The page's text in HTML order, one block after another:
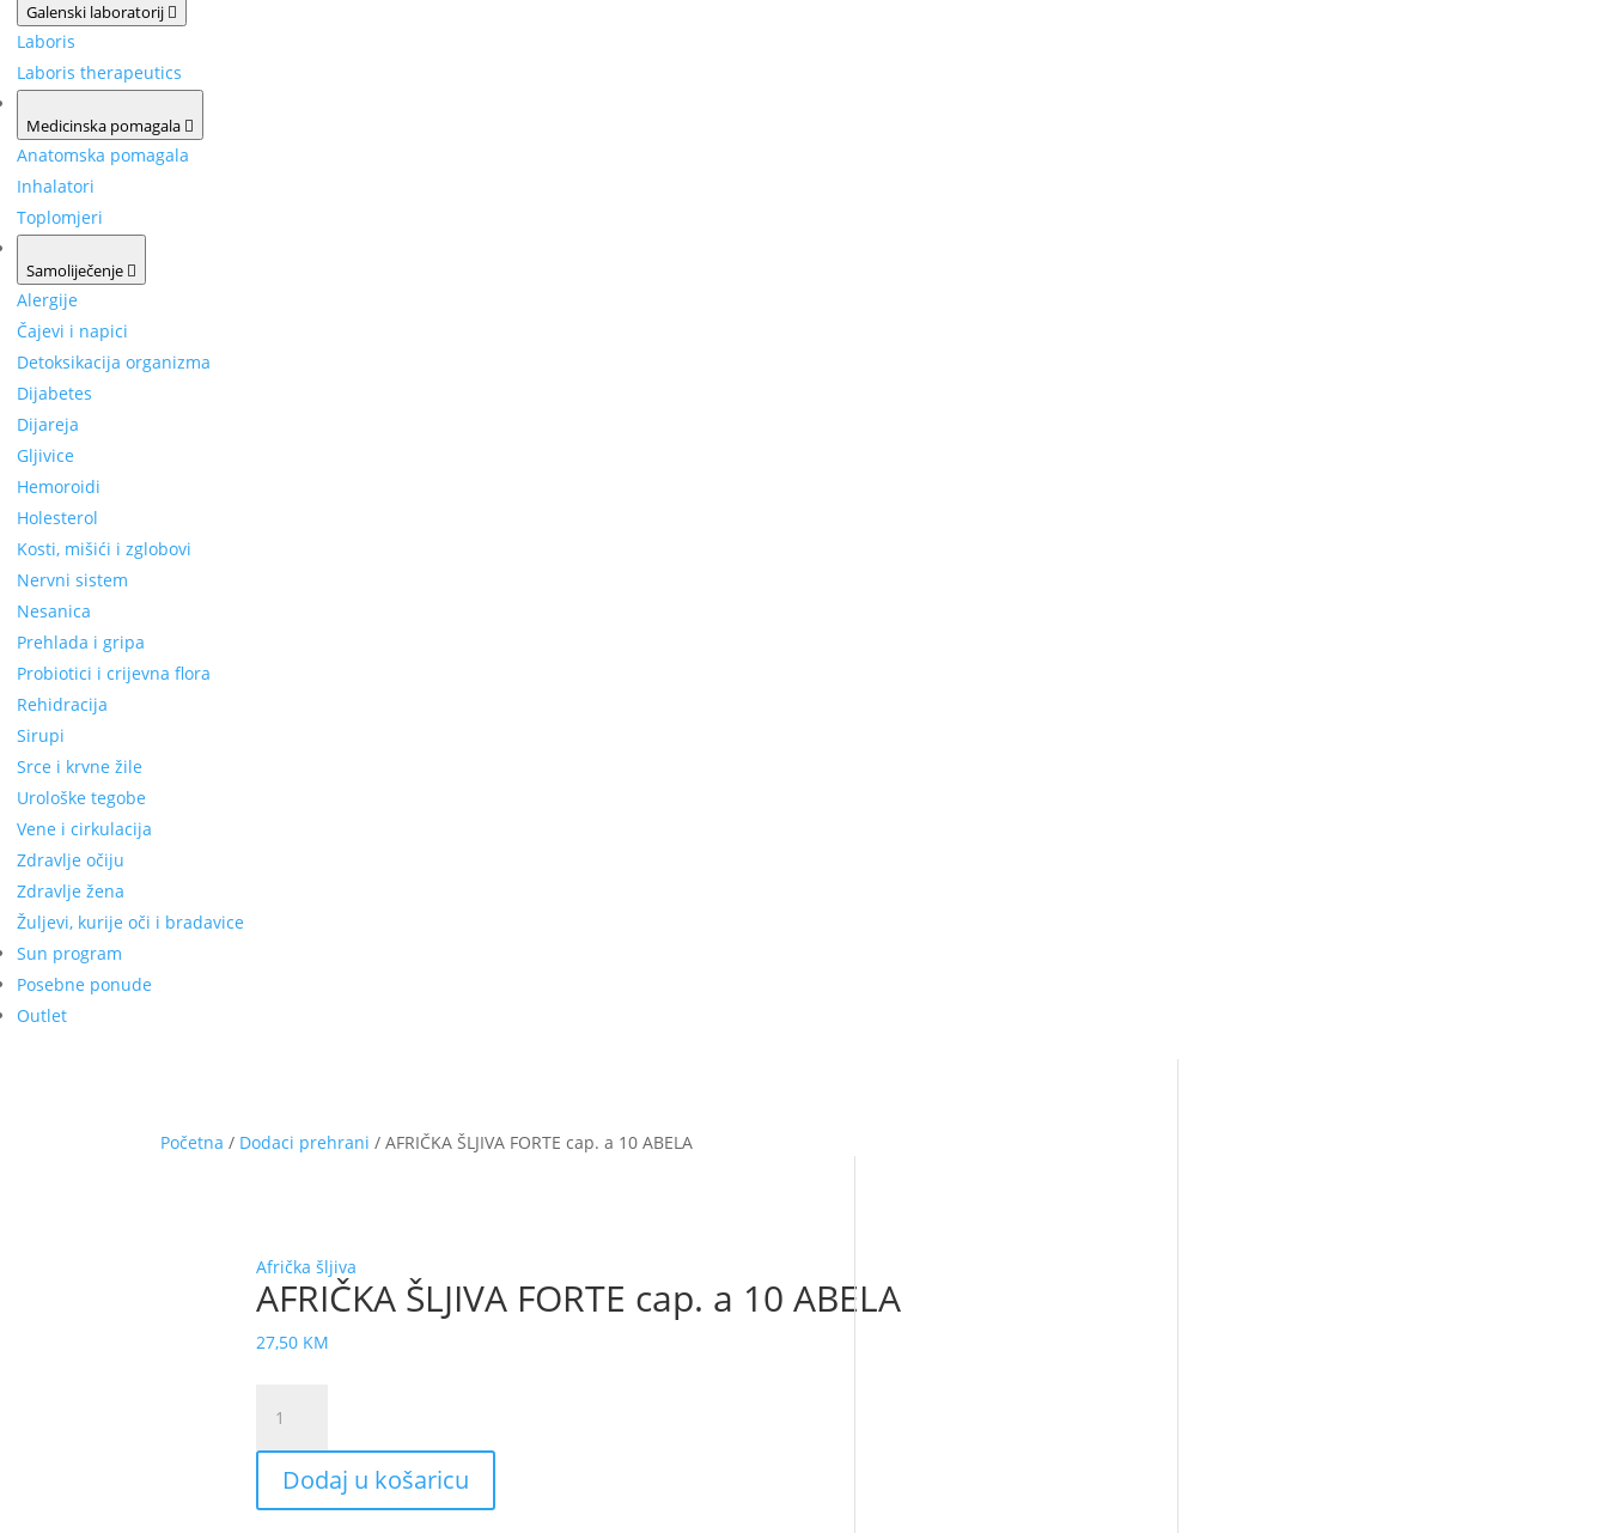
Galenski laboratorij
Laboris
Laboris therapeutics
Medicinska pomagala
Anatomska pomagala
Inhalatori
Toplomjeri
Samoliječenje
Alergije
Čajevi i napici
Detoksikacija organizma
Dijabetes
Dijareja
Gljivice
Hemoroidi
Holesterol
Kosti, mišići i zglobovi
Nervni sistem
Nesanica
Prehlada i gripa
Probiotici i crijevna flora
Rehidracija
Sirupi
Srce i krvne žile
Urološke tegobe
Vene i cirkulacija
Zdravlje očiju
Zdravlje žena
Žuljevi, kurije oči i bradavice
Sun program
Posebne ponude
Outlet
Početna / Dodaci prehrani / AFRIČKA ŠLJIVA FORTE cap. a 10 ABELA
Afrička šljiva
AFRIČKA ŠLJIVA FORTE cap. a 10 ABELA
27,50 KM
ŠLJIVA
FORTE
cap.
a
Dodaj u košaricu